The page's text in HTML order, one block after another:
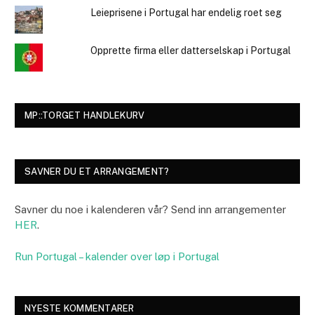
Leieprisene i Portugal har endelig roet seg
Opprette firma eller datterselskap i Portugal
MP::TORGET HANDLEKURV
SAVNER DU ET ARRANGEMENT?
Savner du noe i kalenderen vår? Send inn arrangementer
HER.
Run Portugal – kalender over løp i Portugal
NYESTE KOMMENTARER